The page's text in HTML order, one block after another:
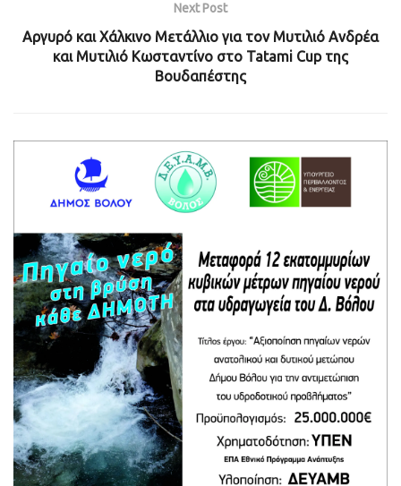
Next Post
Αργυρό και Χάλκινο Μετάλλιο για τον Μυτιλιό Ανδρέα
και Μυτιλιό Κωσταντίνο στο Tatami Cup της
Βουδαπέστης